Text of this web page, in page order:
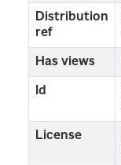
Distribution
ref
Has views
Id
License